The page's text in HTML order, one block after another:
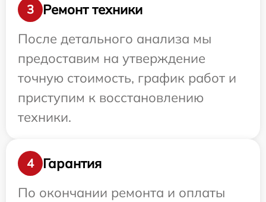
3
Ремонт техники
После детального анализа мы
предоставим на утверждение
точную стоимость, график работ и
приступим к восстановлению
техники.
4
Гарантия
По окончании ремонта и оплаты